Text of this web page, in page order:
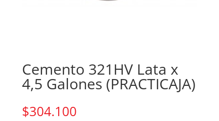
Cemento 321HV Lata x
4,5 Galones (PRACTICAJA)
$304.100